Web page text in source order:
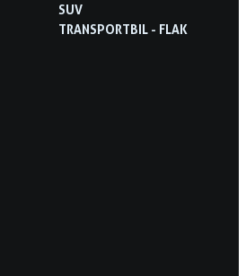
SUV
TRANSPORTBIL - FLAK